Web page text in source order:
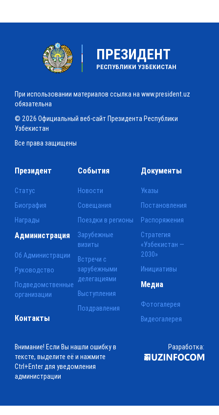
ПРЕЗИДЕНТ
РЕСПУБЛИКИ УЗБЕКИСТАН
При использовании материалов ссылка на www.president.uz
обязательна
© 2026 Официальный веб-сайт Президента Республики
Узбекистан
Все права защищены
Президент
Статус
Биография
Награды
События
Новости
Совещания
Поездки в регионы
Зарубежные
визиты
Встречи с
зарубежными
делегациями
Выступления
Поздравления
Документы
Указы
Постановления
Распоряжения
Стратегия
«Узбекистан —
2030»
Инициативы
Администрация
Об Администрации
Руководство
Подведомственные
организации
Медиа
Фотогалерея
Видеогалерея
Контакты
Внимание! Если Вы нашли ошибку в
тексте, выделите её и нажмите
Ctrl+Enter для уведомления
администрации
Разработка: